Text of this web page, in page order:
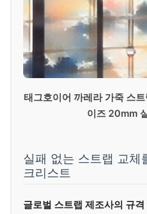
태그호이어 까레라 가죽 스
이즈 20mm
실패 없는 스트랩 교체
크리스트
글로벌 스트랩 제조사의 규